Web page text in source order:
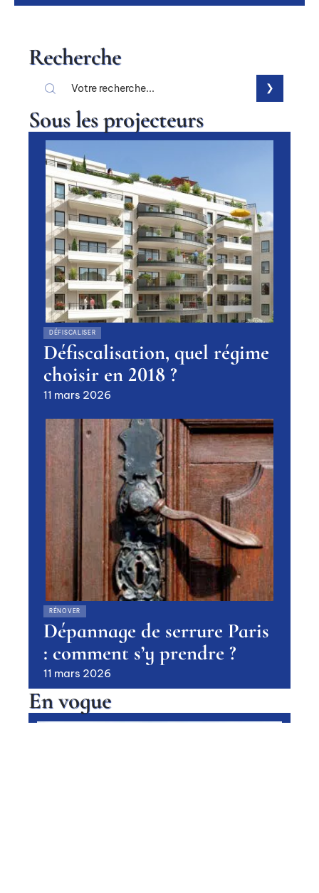
Recherche
Sous les projecteurs
DÉFISCALISER
Défiscalisation, quel régime
choisir en 2018 ?
11 mars 2026
RÉNOVER
Dépannage de serrure Paris
: comment s’y prendre ?
11 mars 2026
En vogue